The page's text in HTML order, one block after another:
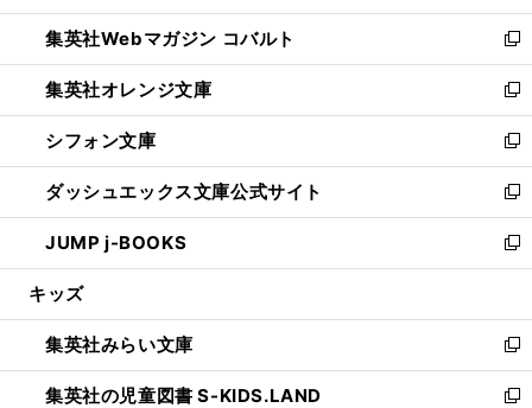
開
く
ウ
で
開
く
ン
ド
ウ
で
開
く
ウ
ィ
ン
ド
ウ
で
開
く
集英社Webマガジン コバルト
新
し
い
ウ
ィ
ン
ド
ウ
で
開
集英社オレンジ文庫
新
し
い
ウ
ィ
ン
ド
ウ
開
く
シフォン文庫
新
し
い
ウ
ィ
ン
ウ
で
開
く
ダッシュエックス文庫公式サイト
新
し
い
ウ
ン
ド
ウ
で
JUMP j-BOOKS
新
し
ウ
ィ
ン
ド
キッズ
集英社みらい文庫
新
し
い
集英社の児童図書 S-KIDS.LAND
新